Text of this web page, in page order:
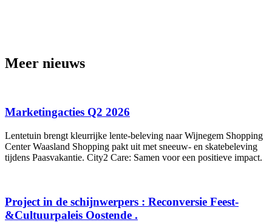
Meer nieuws
Marketingacties Q2 2026
Lentetuin brengt kleurrijke lente-beleving naar Wijnegem Shopping
Center Waasland Shopping pakt uit met sneeuw- en skatebeleving
tijdens Paasvakantie. City2 Care: Samen voor een positieve impact.
Project in de schijnwerpers : Reconversie Feest-
&Cultuurpaleis Oostende .